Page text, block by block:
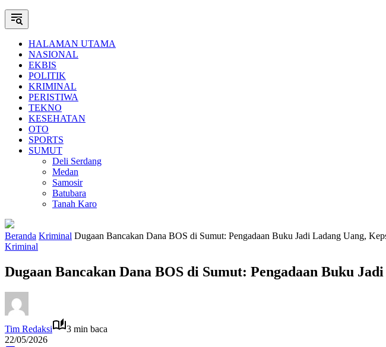
HALAMAN UTAMA
NASIONAL
EKBIS
POLITIK
KRIMINAL
PERISTIWA
TEKNO
KESEHATAN
OTO
SPORTS
SUMUT
Deli Serdang
Medan
Samosir
Batubara
Tanah Karo
Beranda Kriminal Dugaan Bancakan Dana BOS di Sumut: Pengadaan Buku Jadi Ladang Uang,
Kriminal
Dugaan Bancakan Dana BOS di Sumut: Pengadaan Buku
Tim Redaksi
3 min baca
22/05/2026